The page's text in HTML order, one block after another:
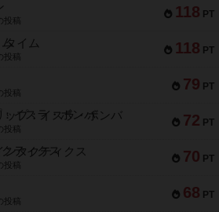
118 PT
投稿
118 PT
タイム
投稿
79 PT
投稿
72 PT
ップ：イスラ・ボンバ
投稿
70 PT
ンタクティクス
投稿
68 PT
投稿